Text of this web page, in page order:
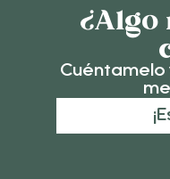
¿Algo
Cuéntamelo